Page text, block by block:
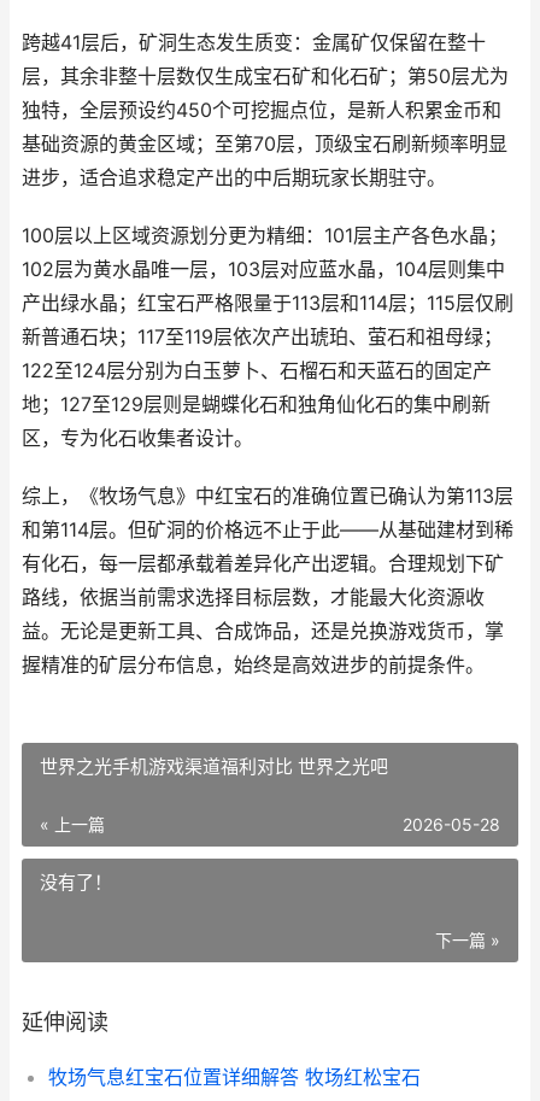
跨越41层后，矿洞生态发生质变：金属矿仅保留在整十
层，其余非整十层数仅生成宝石矿和化石矿；第50层尤为
独特，全层预设约450个可挖掘点位，是新人积累金币和
基础资源的黄金区域；至第70层，顶级宝石刷新频率明显
进步，适合追求稳定产出的中后期玩家长期驻守。
100层以上区域资源划分更为精细：101层主产各色水晶；
102层为黄水晶唯一层，103层对应蓝水晶，104层则集中
产出绿水晶；红宝石严格限量于113层和114层；115层仅刷
新普通石块；117至119层依次产出琥珀、萤石和祖母绿；
122至124层分别为白玉萝卜、石榴石和天蓝石的固定产
地；127至129层则是蝴蝶化石和独角仙化石的集中刷新
区，专为化石收集者设计。
综上，《牧场气息》中红宝石的准确位置已确认为第113层
和第114层。但矿洞的价格远不止于此——从基础建材到稀
有化石，每一层都承载着差异化产出逻辑。合理规划下矿
路线，依据当前需求选择目标层数，才能最大化资源收
益。无论是更新工具、合成饰品，还是兑换游戏货币，掌
握精准的矿层分布信息，始终是高效进步的前提条件。
世界之光手机游戏渠道福利对比 世界之光吧
« 上一篇 2026-05-28
没有了！
下一篇 »
延伸阅读
牧场气息红宝石位置详细解答 牧场红松宝石